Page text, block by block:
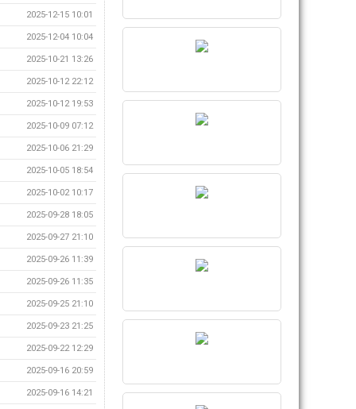
2025-12-15 10:01
2025-12-04 10:04
2025-10-21 13:26
2025-10-12 22:12
2025-10-12 19:53
2025-10-09 07:12
2025-10-06 21:29
2025-10-05 18:54
2025-10-02 10:17
2025-09-28 18:05
2025-09-27 21:10
2025-09-26 11:39
2025-09-26 11:35
2025-09-25 21:10
2025-09-23 21:25
2025-09-22 12:29
2025-09-16 20:59
2025-09-16 14:21